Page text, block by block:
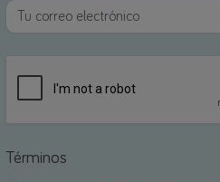
Términos